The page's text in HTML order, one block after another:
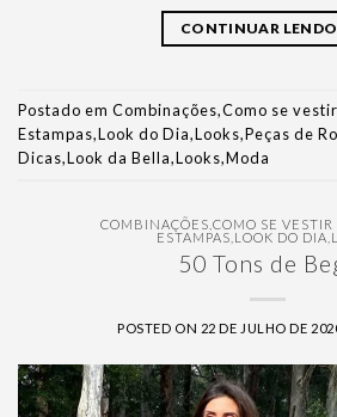
CONTINUAR LENDO
Postado em Combinações,Como se
Estampas,Look do Dia,Looks,Peças de
Dicas,Look da Bella,Looks,Moda
COMBINAÇÕES COMO SE VESTIR
ESTAMPAS LOOK DO DIA
50 Tons de
POSTED ON 22 DE JULHO DE